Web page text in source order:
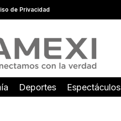
de Privacidad
Deportes Espectáculos